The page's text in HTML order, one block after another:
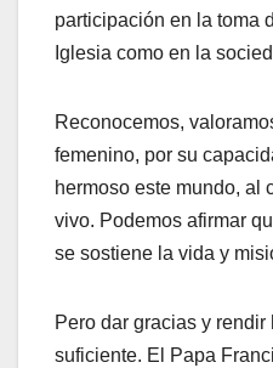
participación en la toma
Iglesia como en la
Reconocemos,
femenino, por su
hermoso este mundo, al
vivo. Podemos afirmar
se sostiene la vida y
Pero dar gracias y
suficiente. El Papa